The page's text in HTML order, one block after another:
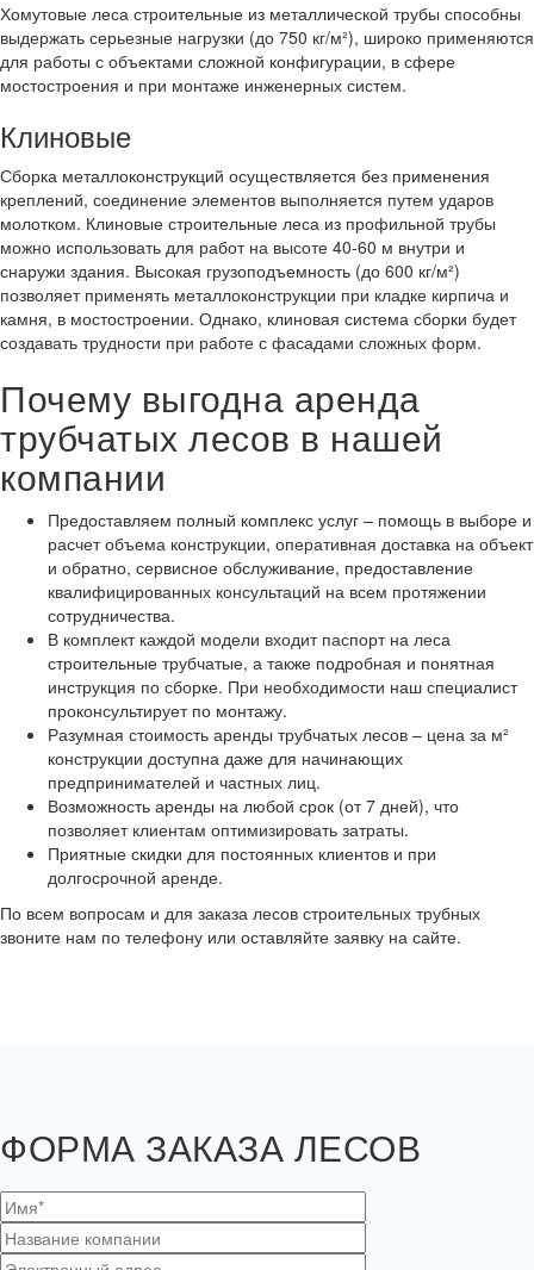
Хомутовые леса строительные из металлической трубы способны
выдержать серьезные нагрузки (до 750 кг/м²), широко применяются
для работы с объектами сложной конфигурации, в сфере
мостостроения и при монтаже инженерных систем.
Клиновые
Сборка металлоконструкций осуществляется без применения
креплений, соединение элементов выполняется путем ударов
молотком. Клиновые строительные леса из профильной трубы
можно использовать для работ на высоте 40-60 м внутри и
снаружи здания. Высокая грузоподъемность (до 600 кг/м²)
позволяет применять металлоконструкции при кладке кирпича и
камня, в мостостроении. Однако, клиновая система сборки будет
создавать трудности при работе с фасадами сложных форм.
Почему выгодна аренда
трубчатых лесов в нашей
компании
Предоставляем полный комплекс услуг – помощь в выборе и
расчет объема конструкции, оперативная доставка на объект
и обратно, сервисное обслуживание, предоставление
квалифицированных консультаций на всем протяжении
сотрудничества.
В комплект каждой модели входит паспорт на леса
строительные трубчатые, а также подробная и понятная
инструкция по сборке. При необходимости наш специалист
проконсультирует по монтажу.
Разумная стоимость аренды трубчатых лесов – цена за м²
конструкции доступна даже для начинающих
предпринимателей и частных лиц.
Возможность аренды на любой срок (от 7 дней), что
позволяет клиентам оптимизировать затраты.
Приятные скидки для постоянных клиентов и при
долгосрочной аренде.
По всем вопросам и для заказа лесов строительных трубных
звоните нам по телефону или оставляйте заявку на сайте.
ФОРМА ЗАКАЗА ЛЕСОВ